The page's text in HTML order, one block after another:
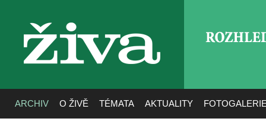
živa
ARCHIV O ŽIVĚ TÉMATA AKTUALITY